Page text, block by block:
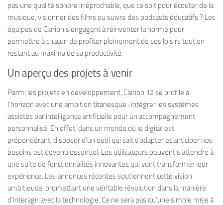
pas une qualité sonore irréprochable, que ce soit pour écouter de la
musique, visionner des films ou suivre des podcasts éducatifs ? Les
équipes de Clarion s’engagent à réinventer la norme pour
permettre à chacun de profiter pleinement de ses loisirs tout en
restant au maxima de sa productivité.
Un aperçu des projets à venir
Parmi les projets en développement, Clarion 12 se profile à
l’horizon avec une ambition titanesque : intégrer les systèmes
assistés par intelligence artificielle pour un accompagnement
personnalisé. En effet, dans un monde où le digital est
prépondérant, disposer d’un outil qui sait s’adapter et anticiper nos
besoins est devenu essentiel. Les utilisateurs peuvent s’attendre à
une suite de fonctionnalités innovantes qui vont transformer leur
expérience. Les annonces récentes soutiennent cette vision
ambitieuse, promettant une véritable révolution dans la manière
d’interagir avec la technologie. Ce ne sera pas qu’une simple mise à